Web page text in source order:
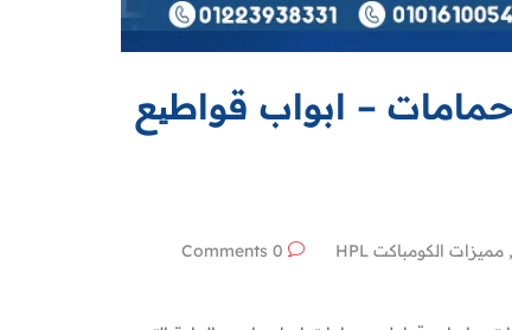
– ابواب قواطیع
, مميزات الكومباكت HPL